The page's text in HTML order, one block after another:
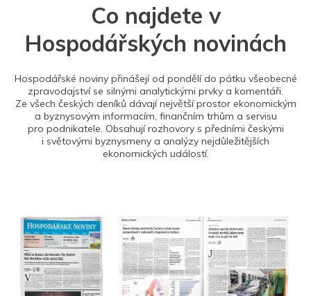
Co najdete v
Hospodářských novinách
Hospodářské noviny přinášejí od pondělí do pátku všeobecné
zpravodajství se silnými analytickými prvky a komentáři.
Ze všech českých deníků dávají největší prostor ekonomickým
a byznysovým informacím, finančním trhům a servisu
pro podnikatele. Obsahují rozhovory s předními českými
i světovými byznysmeny a analýzy nejdůležitějších
ekonomických událostí.